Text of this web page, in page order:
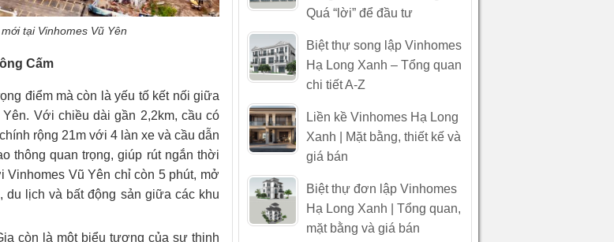
tại Vinhomes Vũ Yên
Cấm
điểm mà còn là yếu tố kết nối giữa
Với chiều dài gần 2,2km, cầu có
rộng 21m với 4 làn xe và cầu dẫn
thông quan trọng, giúp rút ngắn thời
Vinhomes Vũ Yên chỉ còn 5 phút, mở
lịch và bất động sản giữa các khu
còn là một biểu tượng của sự thịnh
Quá “lời” để đầu tư
Biệt thự song lập Vinhomes
Hạ Long Xanh – Tổng quan
chi tiết A-Z
Liền kề Vinhomes Hạ Long
Xanh | Mặt bằng, thiết kế và
giá bán
Biệt thự đơn lập Vinhomes
Hạ Long Xanh | Tổng quan,
mặt bằng và giá bán